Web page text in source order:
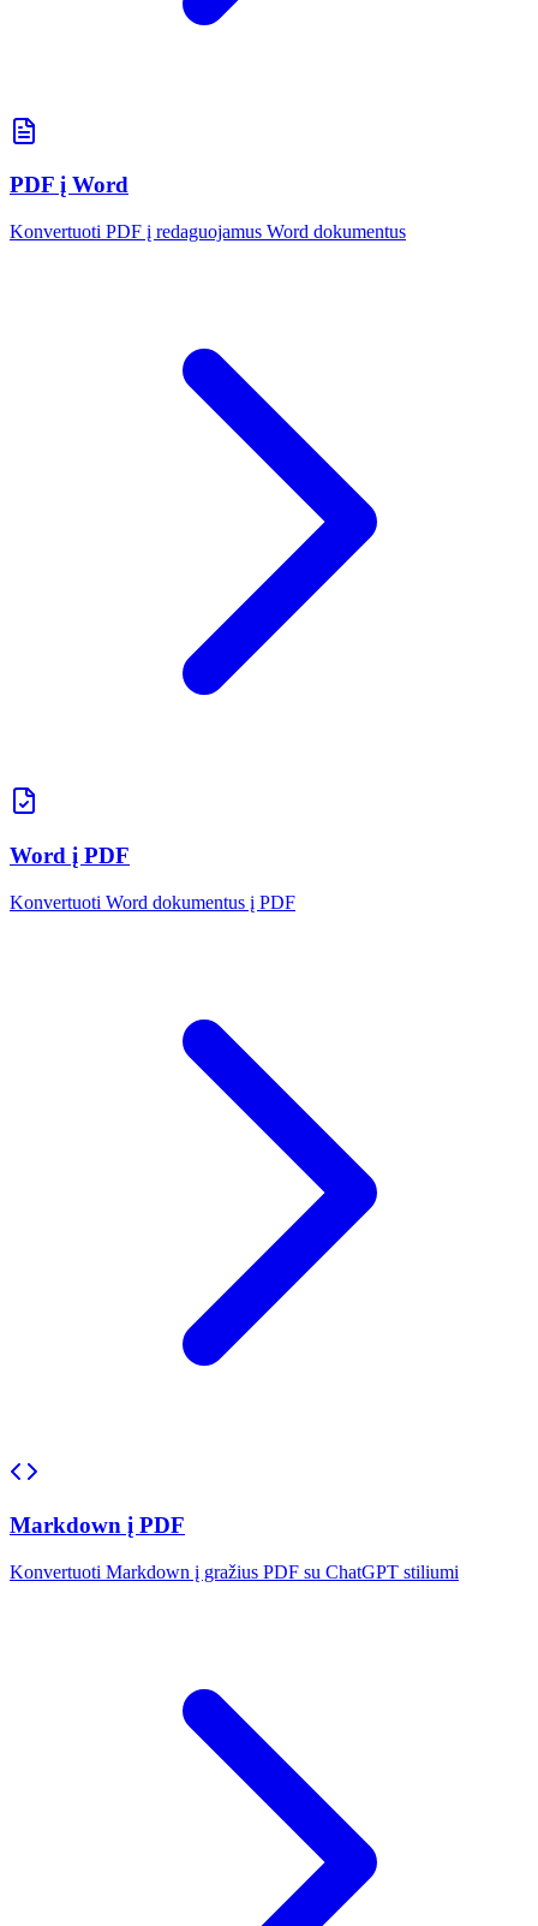
PDF į Word
Konvertuoti PDF į redaguojamus Word dokumentus
Word į PDF
Konvertuoti Word dokumentus į PDF
Markdown į PDF
Konvertuoti Markdown į gražius PDF su ChatGPT stiliumi